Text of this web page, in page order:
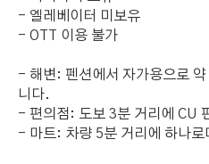
- 엘레베이터 미보유
- OTT 이용 불가
- 해변: 펜션에서 자가용으로
니다.
- 편의점: 도보 3분 거리에 CU
- 마트: 차량 5분 거리에 하나로